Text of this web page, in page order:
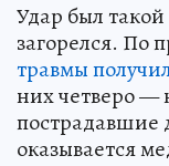
Удар был
загорелся. По
травмы
них четверо —
пострадавшие
оказывается